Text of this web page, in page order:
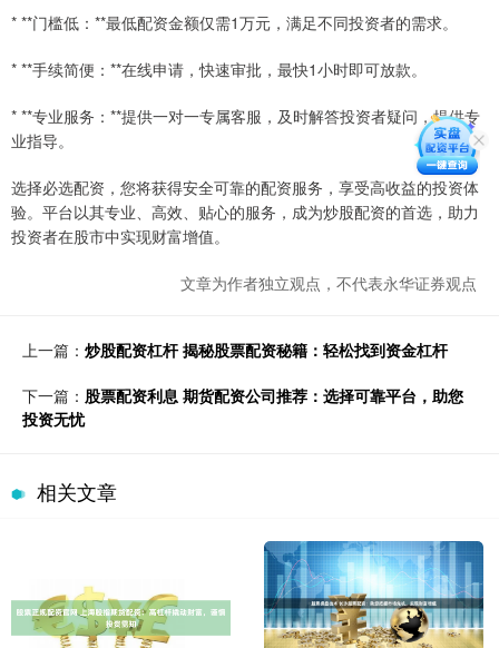
* **门槛低：**最低配资金额仅需1万元，满足不同投资者的需求。
* **手续简便：**在线申请，快速审批，最快1小时即可放款。
* **专业服务：**提供一对一专属客服，及时解答投资者疑问，提供专
业指导。
选择必选配资，您将获得安全可靠的配资服务，享受高收益的投资体
验。平台以其专业、高效、贴心的服务，成为炒股配资的首选，助力
投资者在股市中实现财富增值。
文章为作者独立观点，不代表永华证券观点
上一篇： 炒股配资杠杆 揭秘股票配资秘籍：轻松找到资金杠杆
下一篇： 股票配资利息 期货配资公司推荐：选择可靠平台，助您
投资无忧
相关文章